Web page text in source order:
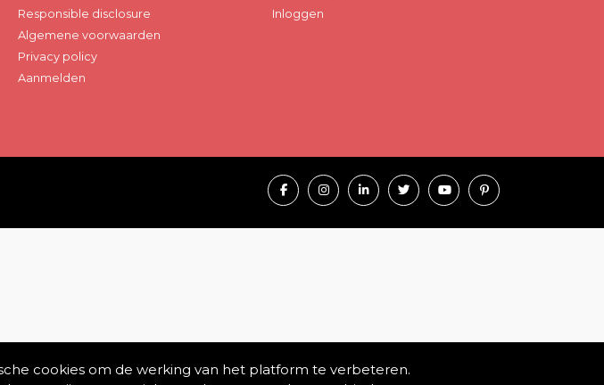
Responsible disclosure
Algemene voorwaarden
Privacy policy
Aanmelden
Inloggen
cookies om de werking van het platform te verbeteren.